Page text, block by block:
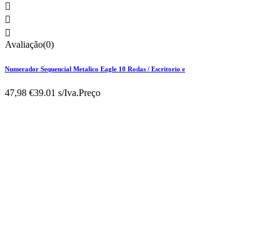



Avaliação(0)
Numerador Sequencial Metalico Eagle 10 Rodas / Escritorio e
47,98 €39.01 s/Iva.Preço